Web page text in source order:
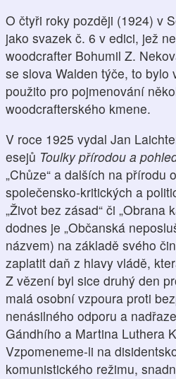
O čtyři roky později (1924) v
jako svazek č. 6 v edici, jež
woodcrafter Bohumil Z.
se slova Walden týče, to
použito pro pojmenování
woodcrafterského kmene.
V roce 1925 vydal Jan
esejů Toulky přírodou a
„Chůze“ a dalších na přírodu
společensko-kritických a
„Život bez zásad“ či
dodnes je „Občanská
názvem) na základě svého
zaplatit daň z hlavy vládě,
Z vězení byl sice druhý den
malá osobní vzpoura proti
nenásilného odporu a
Gándhího a Martina Luthera
Vzpomeneme-li na
komunistického režimu,